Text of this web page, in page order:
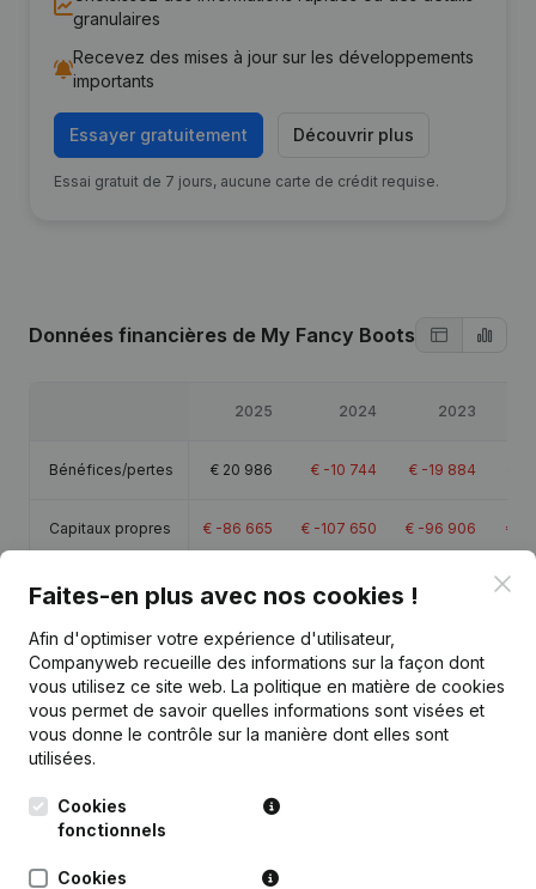
granulaires
Recevez des mises à jour sur les développements
importants
Essayer gratuitement Découvrir plus
Essai gratuit de 7 jours, aucune carte de crédit requise.
Données financières de My Fancy Boots
2025 2024 2023
Bénéfices/pertes € 20 986 € -10 744 € -19 884
Capitaux propres € -86 665 € -107 650 € -96 906 €
Marge brute € 34 007 € 25 458 €
Personnel 0,1 0,8
Faites-en plus avec nos cookies !
Afin d'optimiser votre expérience d'utilisateur,
Companyweb recueille des informations sur la façon dont
vous utilisez ce site web. La politique en matière de cookies
vous permet de savoir quelles informations sont visées et
vous donne le contrôle sur la manière dont elles sont
utilisées.
Cookies
fonctionnels
Cookies